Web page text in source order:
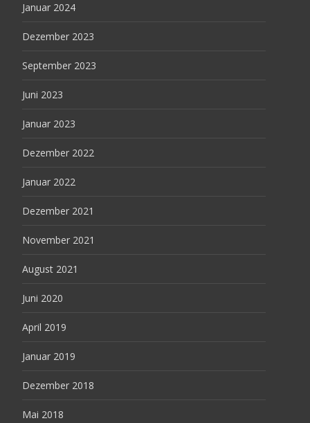
Januar 2024
Dezember 2023
September 2023
Juni 2023
Januar 2023
Dezember 2022
Januar 2022
Dezember 2021
November 2021
August 2021
Juni 2020
April 2019
Januar 2019
Dezember 2018
Mai 2018